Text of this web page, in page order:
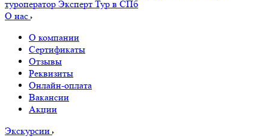
О нас
О компании
Сертификаты
Отзывы
Реквизиты
Онлайн-оплата
Вакансии
Акции
Экскурсии